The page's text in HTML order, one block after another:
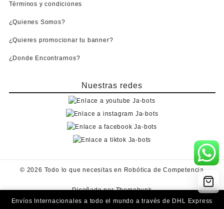
Envíos Internacionales a todo el mundo a través de DHL Express
Términos y condiciones
¿Quienes Somos?
¿Quieres promocionar tu banner?
¿Donde Encontrarnos?
Nuestras redes
© 2026 Todo lo que necesitas en Robótica de Competencia
Diseñado por Themehunk